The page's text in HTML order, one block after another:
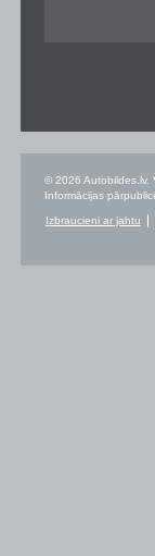
© 2026 Autobildes.lv.
Informācijas
Izbraucieni ar jahtu